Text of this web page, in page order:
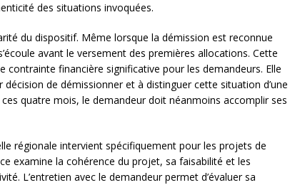
des situations invoquées.
du dispositif. Même lorsque la démission est reconnue
avant le versement des premières allocations. Cette
contrainte financière significative pour les demandeurs. Elle
de démissionner et à distinguer cette situation d’une
quatre mois, le demandeur doit néanmoins accomplir ses
régionale intervient spécifiquement pour les projets de
examine la cohérence du projet, sa faisabilité et les
L’entretien avec le demandeur permet d’évaluer sa